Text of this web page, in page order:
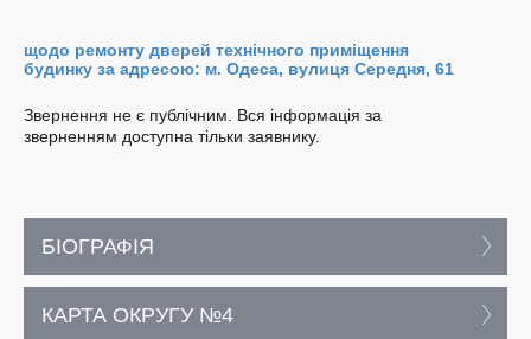
щодо ремонту дверей технічного приміщення
будинку за адресою: м. Одеса, вулиця Середня, 61
Звернення не є публічним. Вся інформація за
зверненням доступна тільки заявнику.
БІОГРАФІЯ
КАРТА ОКРУГУ №4